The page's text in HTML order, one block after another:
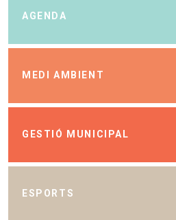
AGENDA
MEDI AMBIENT
GESTIÓ MUNICIPAL
ESPORTS